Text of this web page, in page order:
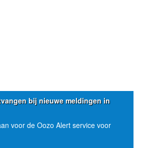
bij nieuwe meldingen in
voor de Oozo Alert service voor